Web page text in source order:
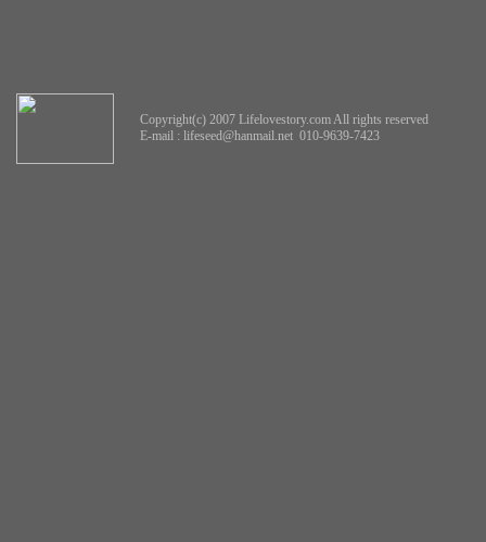
Copyright(c) 2007 Lifelovestory.com All rights reserved
E-mail : lifeseed@hanmail.net 010-9639-7423